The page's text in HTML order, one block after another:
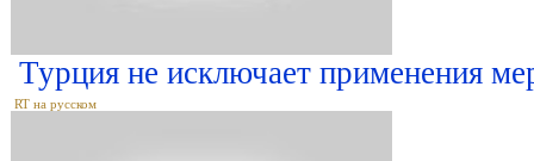
Турция не исключает применения
RT на русском